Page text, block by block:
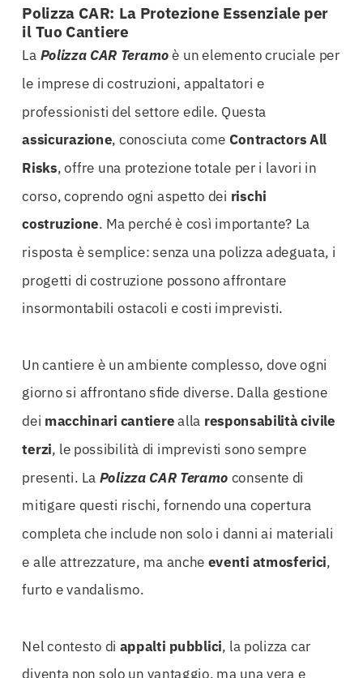
Polizza CAR: La Protezione Essenziale per
il Tuo Cantiere
La Polizza CAR Teramoè un elemento cruciale per
le imprese di costruzioni, appaltatori e
professionisti del settore edile. Questa
assicurazione, conosciuta come Contractors All
Risks, offre una protezione totale per i lavori in
corso, coprendo ogni aspetto dei rischi
costruzione. Ma perché è così importante? La
risposta è semplice: senza una polizza adeguata, i
progetti di costruzione possono affrontare
insormontabili ostacoli e costi imprevisti.
Un cantiere è un ambiente complesso, dove ogni
giorno si affrontano sfide diverse. Dalla gestione
dei macchinari cantierealla responsabilità civile
terzi, le possibilità di imprevisti sono sempre
presenti. La Polizza CAR Teramo consente di
mitigare questi rischi, fornendo una copertura
completa che include non solo i danni ai materiali
e alle attrezzature, ma anche eventi atmosferici,
furto e vandalismo.
Nel contesto di appalti pubblici, la polizza car
diventa non solo un vantaggio, ma una vera e